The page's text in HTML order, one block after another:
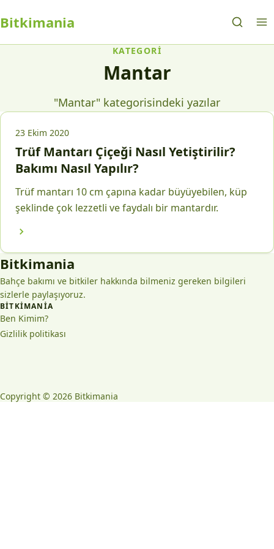
Bitkimania
KATEGORI
Mantar
"Mantar" kategorisindeki yazılar
23 Ekim 2020
Trüf Mantarı Çiçeği Nasıl Yetiştirilir?
Bakımı Nasıl Yapılır?
Trüf mantarı 10 cm çapına kadar büyüyebilen, küp
şeklinde çok lezzetli ve faydalı bir mantardır.
Bitkimania
Bahçe bakımı ve bitkiler hakkında bilmeniz gereken bilgileri
sizlerle paylaşıyoruz.
BITKIMANIA
Ben Kimim?
Gizlilik politikası
Copyright © 2026 Bitkimania